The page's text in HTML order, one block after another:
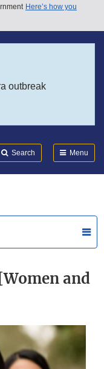
Here’s how you
outbreak
Search Menu
and